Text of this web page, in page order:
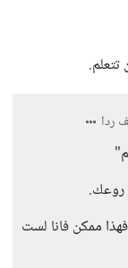
ردا
روعك.
ممكن فانا لست